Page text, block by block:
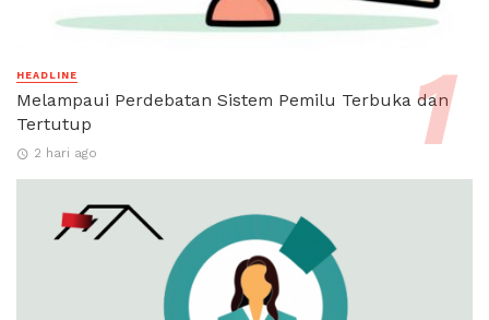
HEADLINE
Melampaui Perdebatan Sistem Pemilu Terbuka dan
Tertutup
2 hari ago